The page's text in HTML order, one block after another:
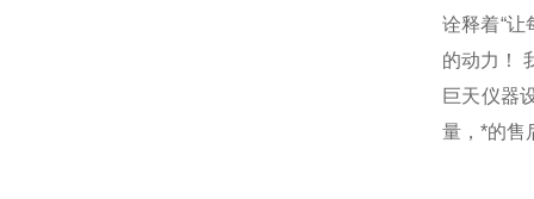
诠释着“
的动力！
巨天仪器
量，*的售